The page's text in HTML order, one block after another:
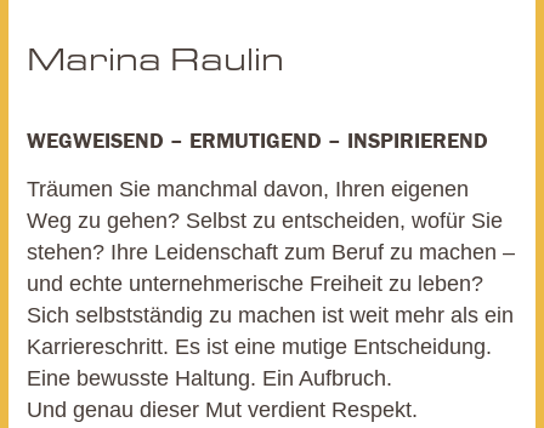
Marina Raulin
WEGWEISEND – ERMUTIGEND – INSPIRIEREND
Träumen Sie manchmal davon, Ihren eigenen
Weg zu gehen? Selbst zu entscheiden, wofür Sie
stehen? Ihre Leidenschaft zum Beruf zu machen –
und echte unternehmerische Freiheit zu leben?
Sich selbstständig zu machen ist weit mehr als ein
Karriereschritt. Es ist eine mutige Entscheidung.
Eine bewusste Haltung. Ein Aufbruch.
Und genau dieser Mut verdient Respekt.